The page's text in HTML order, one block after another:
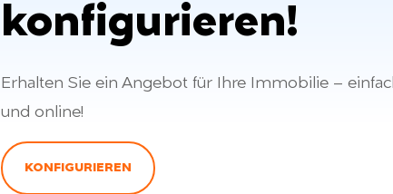
konfigurieren!
Erhalten Sie ein Angebot für Ihre Immobilie –
und online!
KONFIGURIEREN